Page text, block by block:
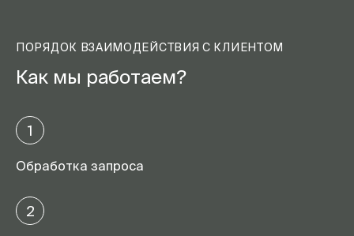
ПОРЯДОК ВЗАИМОДЕЙСТВИЯ С КЛИЕНТОМ
Как мы работаем?
1
Обработка запроса
2